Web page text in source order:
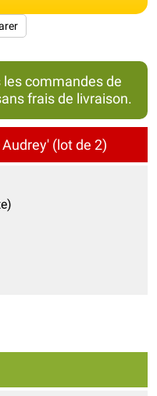
les commandes de
frais de livraison.
(lot de 2)